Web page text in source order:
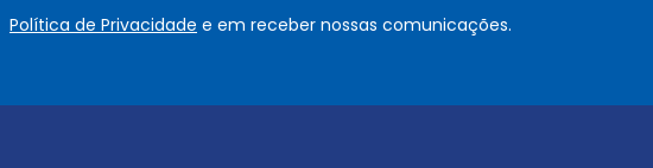
u
Política de Privacidade e em receber nossas comunicações.